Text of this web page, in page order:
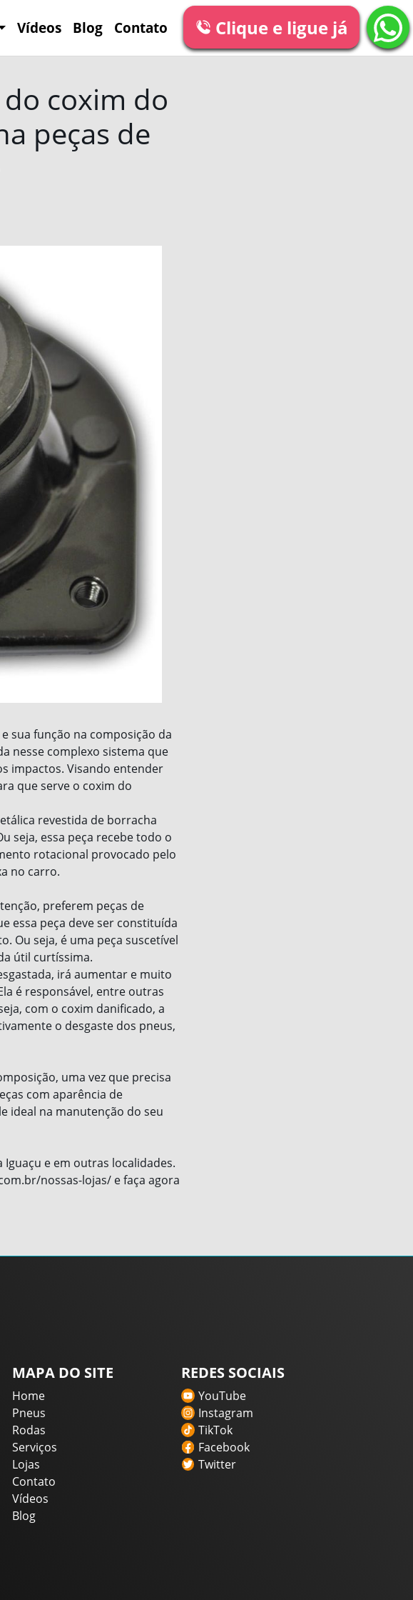
Vídeos Blog Contato Clique e ligue já
coxim do
peças de
sua função na composição da
nesse complexo sistema que
impactos. Visando entender
que serve o coxim do
revestida de borracha
seja, essa peça recebe todo o
rotacional provocado pelo
no carro.
preferem peças de
essa peça deve ser constituída
Ou seja, é uma peça suscetível
útil curtíssima.
irá aumentar e muito
é responsável, entre outras
com o coxim danificado, a
o desgaste dos pneus,
uma vez que precisa
com aparência de
ideal na manutenção do seu
e em outras localidades.
nossas-lojas/ e faça agora
MAPA DO SITE
Home
Pneus
Rodas
Serviços
Lojas
Contato
Vídeos
Blog
REDES SOCIAIS
YouTube
Instagram
TikTok
Facebook
Twitter